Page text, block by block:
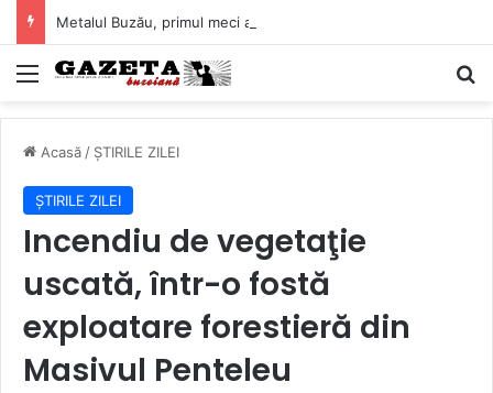
Mediu
Acasă / ȘTIRILE ZILEI
ȘTIRILE ZILEI
Incendiu de vegetaţie
uscată, într-o fostă
exploatare forestieră din
Masivul Penteleu